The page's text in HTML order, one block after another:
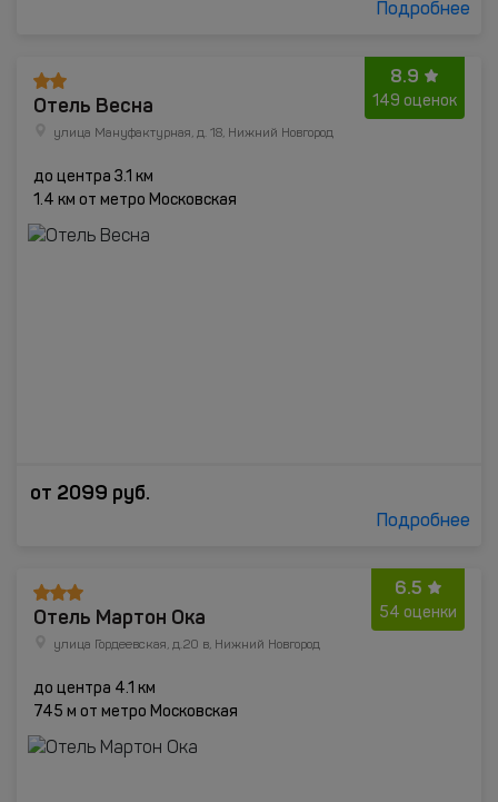
Подробнее
8.9
149 оценок
Отель Весна
улица Мануфактурная, д. 18, Нижний Новгород
до центра 3.1 км
1.4 км от метро Московская
от 2099 руб.
Подробнее
6.5
54 оценки
Отель Мартон Ока
улица Гордеевская, д.20 в, Нижний Новгород
до центра 4.1 км
745 м от метро Московская